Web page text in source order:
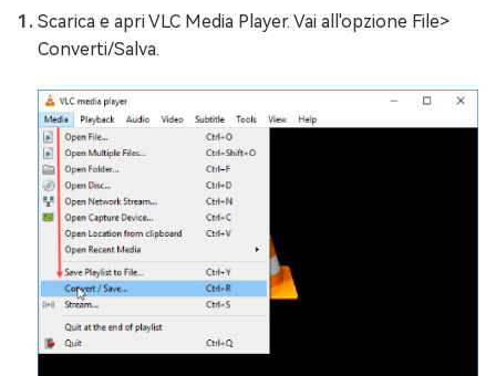
Scarica e apri VLC Media Player. Vai all'opzione File>
Converti/Salva.